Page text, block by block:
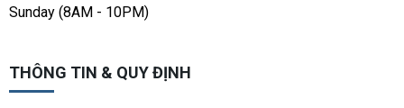
Sunday (8AM - 10PM)
THÔNG TIN & QUY ĐỊNH